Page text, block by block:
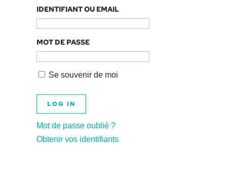
IDENTIFIANT OU EMAIL
MOT DE PASSE
Se souvenir de moi
Mot de passe oublié ?
Obtenir vos identifiants